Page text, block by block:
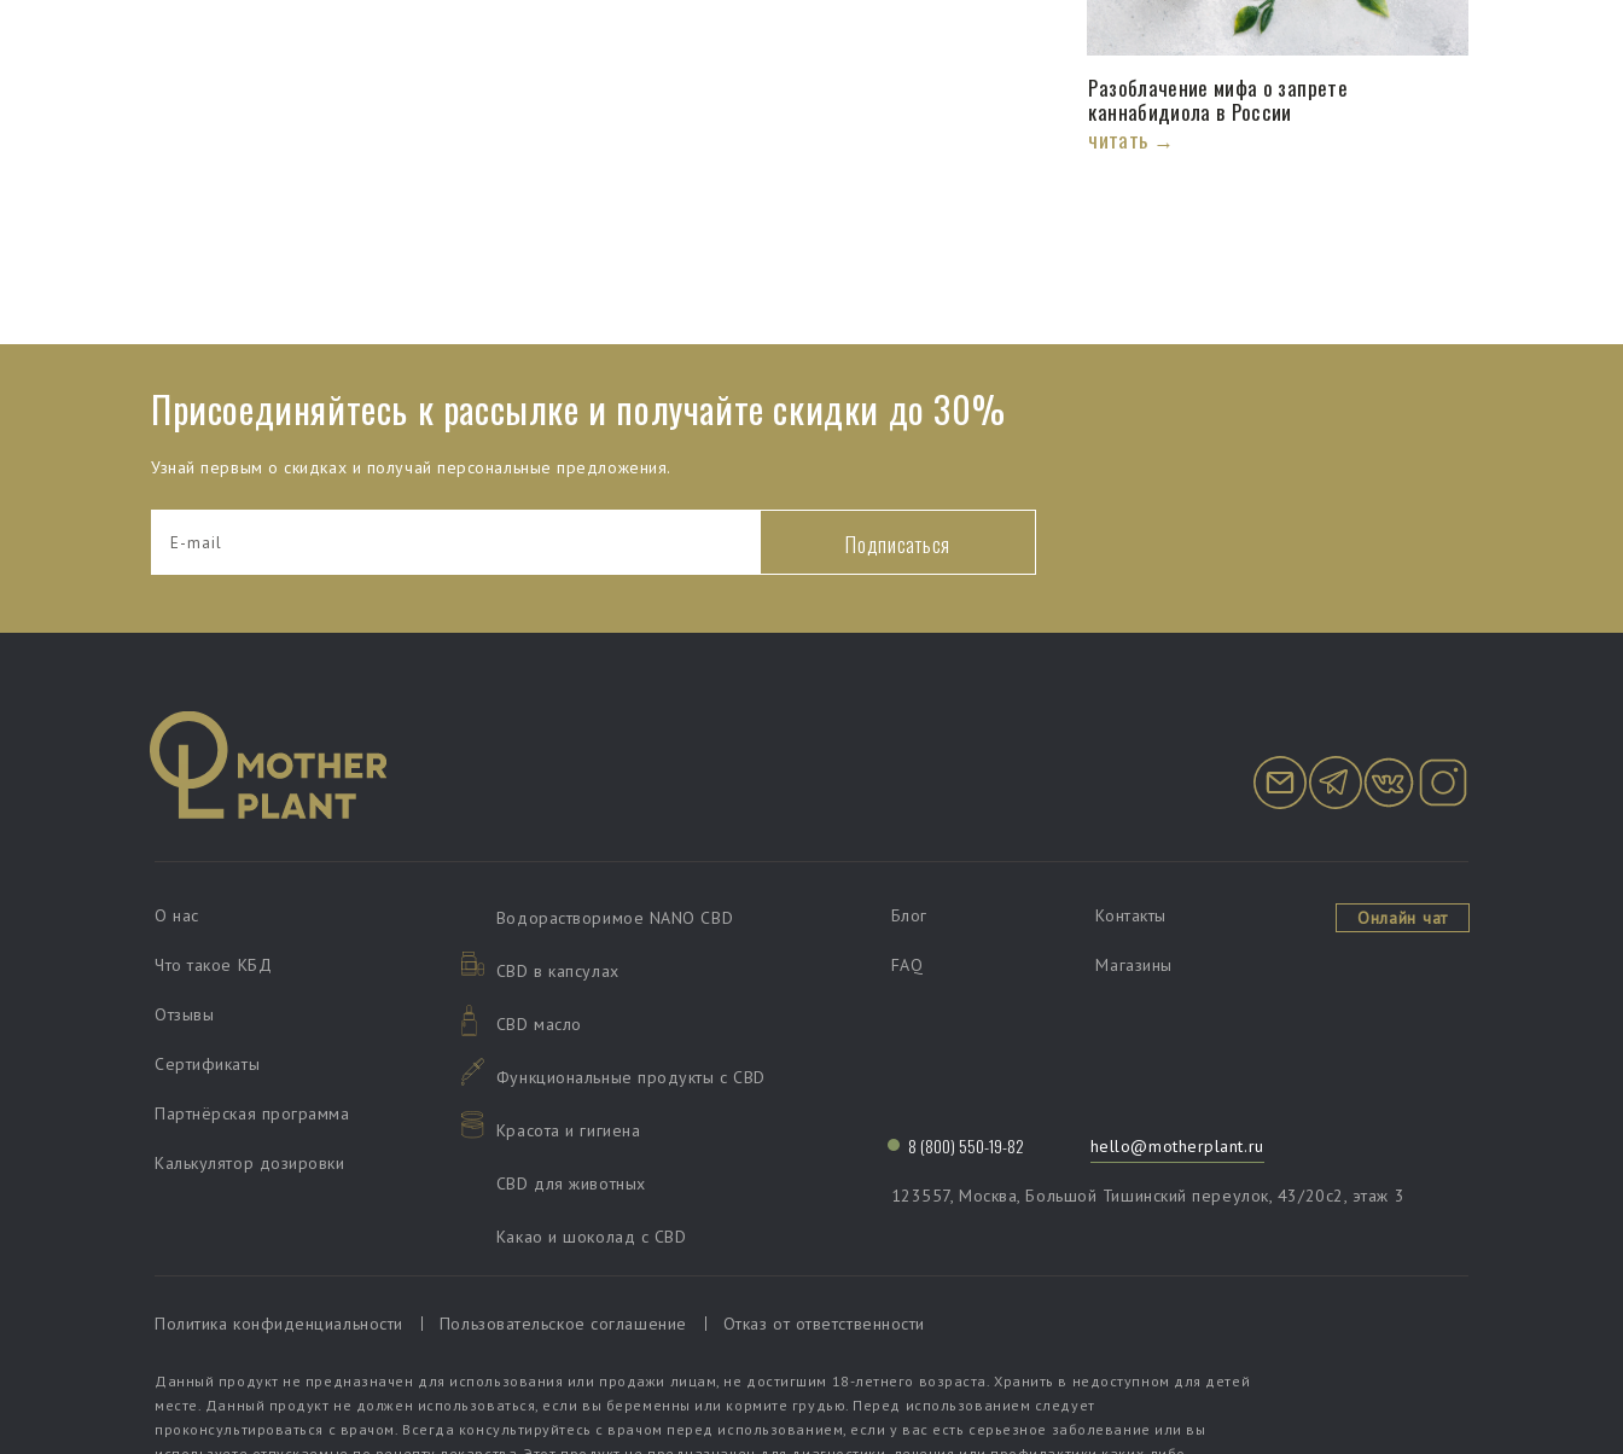
Разоблачение мифа о запрете
каннабидиола в России
читать →
Присоединяйтесь к рассылке и получайте скидки до 30%
Узнай первым о скидках и получай персональные предложения.
Подписаться
О нас
Что такое КБД
Отзывы
Сертификаты
Партнёрская программа
Калькулятор дозировки
Водорастворимое NANO CBD
CBD в капсулах
CBD масло
Функциональные продукты с CBD
Красота и гигиена
CBD для животных
Какао и шоколад с CBD
Блог
FAQ
Контакты
Магазины
Онлайн чат
8 (800) 550-19-82 hello@motherplant.ru
123557, Москва, Большой Тишинский переулок, 43/20c2, этаж 3
Политика конфиденциальности Пользовательское соглашение Отказ от ответственности
Данный продукт не предназначен для использования или продажи лицам, не достигшим 18-летнего возраста. Хранить в недоступном для детей
месте. Данный продукт не должен использоваться, если вы беременны или кормите грудью. Перед использованием следует
проконсультироваться с врачом. Всегда консультируйтесь с врачом перед использованием, если у вас есть серьезное заболевание или вы